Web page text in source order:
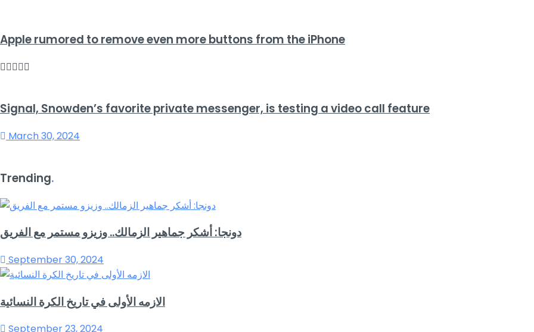
Apple rumored to remove even more buttons from the iPhone
Signal, Snowden’s favorite private messenger, is testing a video call feature
March 30, 2024
Trending.
دونجا: أشكر جماهير الزمالك.. وزيزو مستمر مع الفريق
September 30, 2024
الازمه الأولى في تاريخ الكرة النسائية
September 23, 2024